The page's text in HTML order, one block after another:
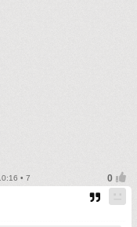
• 7